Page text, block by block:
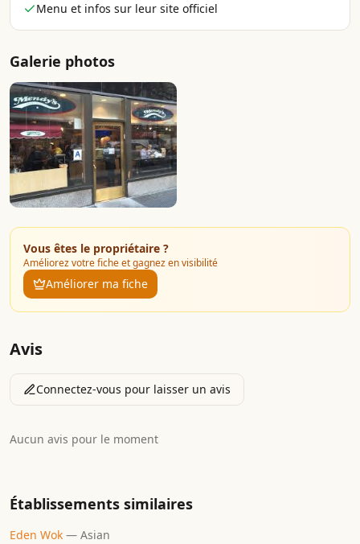
Menu et infos sur leur site officiel
Galerie photos
Vous êtes le propriétaire ?
Améliorez votre fiche et gagnez en visibilité
Améliorer ma fiche
Avis
Connectez-vous pour laisser un avis
Aucun avis pour le moment
Établissements similaires
Eden Wok — Asian